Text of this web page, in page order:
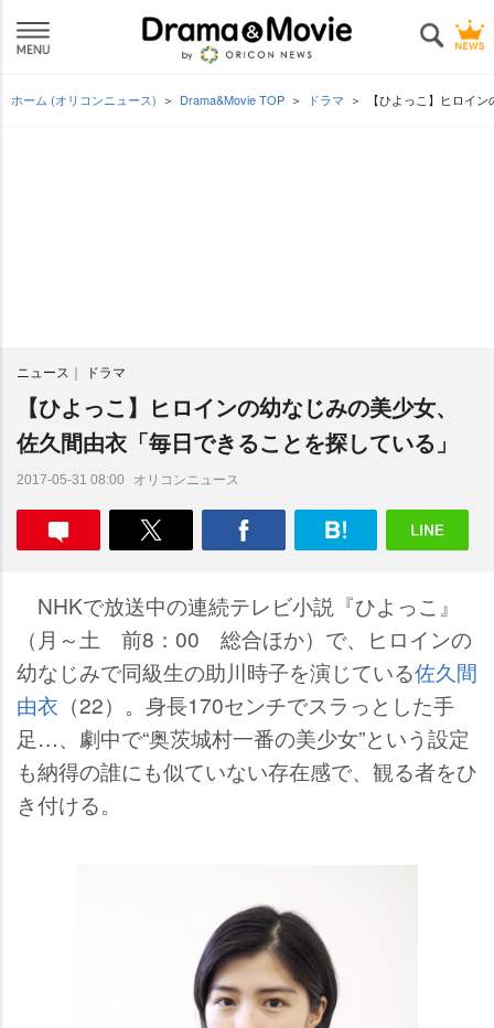
ホーム (オリコンニュース) Drama&Movie TOP ドラマ 【ひよっこ】ヒロイ
ニュース ドラマ
【ひよっこ】ヒロインの幼なじみの美少女、
佐久間由衣「毎日できることを探している」
2017-05-31 08:00 オリコンニュース
NHKで放送中の連続テレビ小説『ひよっこ』
（月～土 前8：00 総合ほか）で、ヒロインの
幼なじみで同級生の助川時子を演じている佐久間
由衣 （22）。身長170センチでスラっとした手
足…、劇中で“奥茨城村一番の美少女”という設定
も納得の誰にも似ていない存在感で、観る者をひ
き付ける。